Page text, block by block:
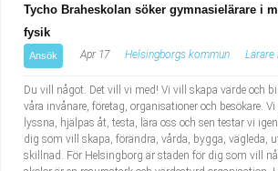
Tycho Braheskolan söker gymnasielärare i
fysik
Ansök Apr 17 Helsingborgs kommun Lärare
Du vill något. Det vill vi med! Vi vill skapa värde och
våra invånare, företag, organisationer och besökare.
lyssna, hjälpas åt, testa, lära oss och sen testar vi
dig som vill skapa, förändra, vårda, bygga, vägleda,
skillnad. För Helsingborg är staden för dig som vill